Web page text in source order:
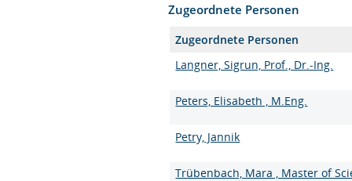
Zugeordnete Personen
Zugeordnete Personen
Langner, Sigrun, Prof., Dr.-Ing.
Peters, Elisabeth , M.Eng.
Petry, Jannik
Trübenbach, Mara , Master of